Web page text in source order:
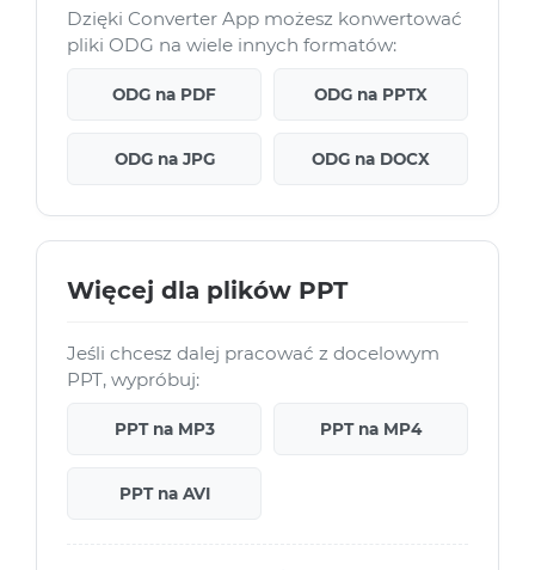
Dzięki Converter App możesz konwertować
pliki ODG na wiele innych formatów:
ODG na PDF ODG na PPTX
ODG na JPG ODG na DOCX
Więcej dla plików PPT
Jeśli chcesz dalej pracować z docelowym
PPT, wypróbuj:
PPT na MP3 PPT na MP4
PPT na AVI